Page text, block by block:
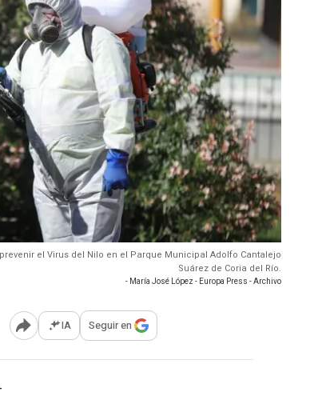
el Virus del Nilo en el Parque Municipal Adolfo Cantalejo
Suárez de Coria del Río.
- María José López - Europa Press - Archivo
Abrir opciones para compartir
IA Seguir en